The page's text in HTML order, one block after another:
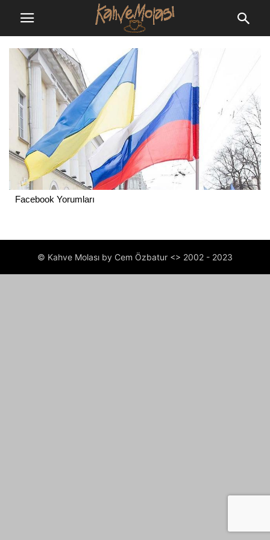
Facebook Yorumları
© Kahve Molası by Cem Özbatur <> 2002 - 2023